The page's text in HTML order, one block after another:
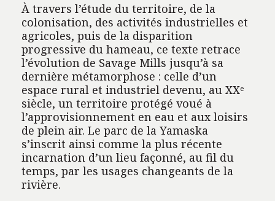
À travers l’étude du territoire, de la
colonisation, des activités industrielles et
agricoles, puis de la disparition
progressive du hameau, ce texte retrace
l’évolution de Savage Mills jusqu’à sa
dernière métamorphose : celle d’un
espace rural et industriel devenu, au XXᵉ
siècle, un territoire protégé voué à
l’approvisionnement en eau et aux loisirs
de plein air. Le parc de la Yamaska
s’inscrit ainsi comme la plus récente
incarnation d’un lieu façonné, au fil du
temps, par les usages changeants de la
rivière.